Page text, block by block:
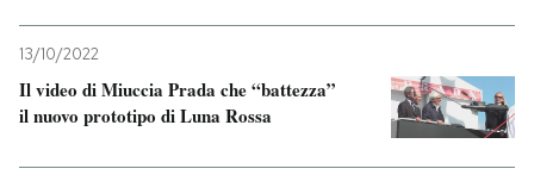
13/10/2022
Il video di Miuccia Prada che “battezza”
il nuovo prototipo di Luna Rossa